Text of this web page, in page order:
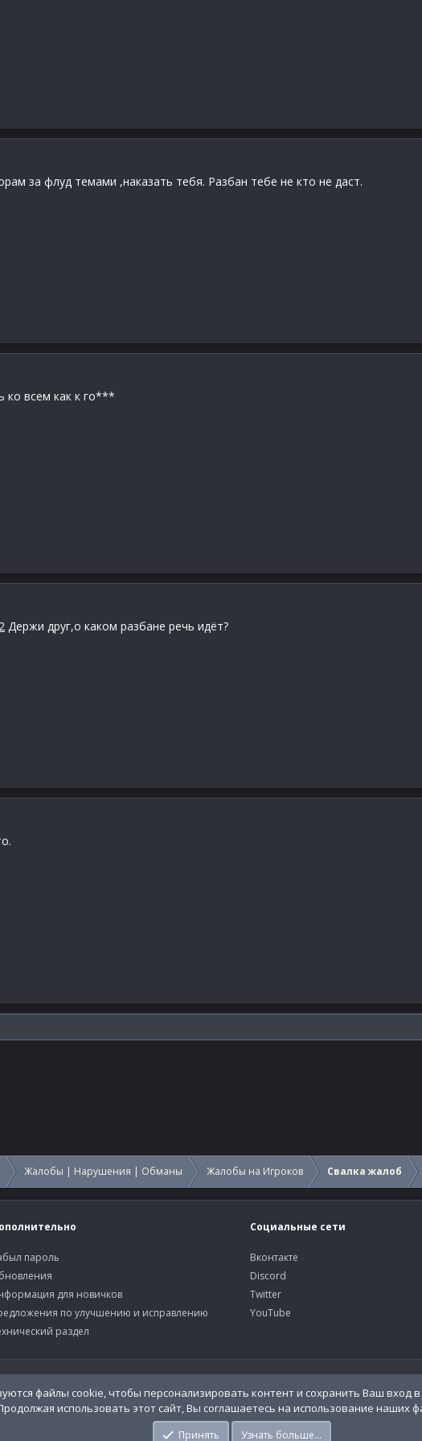
за флуд темами ,наказать тебя. Разбан тебе не кто не даст.
ко всем как к го***
Держи друг,о каком разбане речь идёт?
Жалобы | Нарушения | Обманы Жалобы на Игроков Свалка жалоб
пароль
для новичков
по улучшению и исправлению
раздел
Социальные сети
Вконтакте
Discord
Twitter
YouTube
файлы cookie, чтобы персонализировать контент и сохранить Ваш вход в
использовать этот сайт, Вы соглашаетесь на использование наших
Принять Узнать больше…